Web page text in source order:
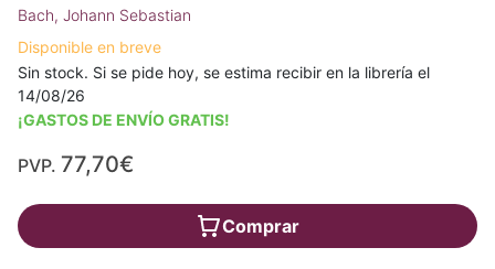
Bach, Johann Sebastian
Disponible en breve
Sin stock. Si se pide hoy, se estima recibir en la librería el
14/08/26
¡GASTOS DE ENVÍO GRATIS!
PVP. 77,70€
Comprar